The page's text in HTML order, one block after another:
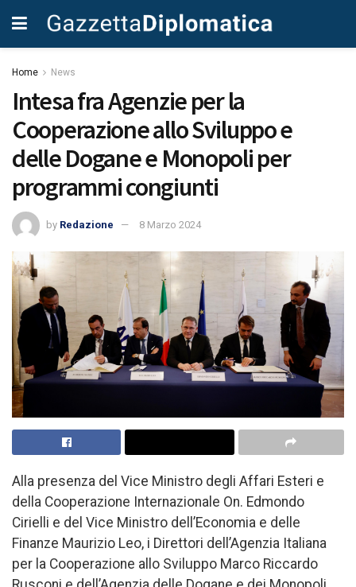
Home News
Intesa fra Agenzie per la
Cooperazione allo Sviluppo e
delle Dogane e Monopoli per
programmi congiunti
by Redazione 8 Marzo 2024
Alla presenza del Vice Ministro degli Affari Esteri e
della Cooperazione Internazionale On. Edmondo
Cirielli e del Vice Ministro dell’Economia e delle
Finanze Maurizio Leo, i Direttori dell’Agenzia Italiana
per la Cooperazione allo Sviluppo Marco Riccardo